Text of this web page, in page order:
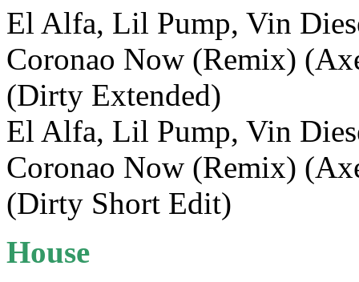
El Alfa, Lil Pump, Vin
Coronao Now (Remix)
(Dirty Extended)
El Alfa, Lil Pump, Vin
Coronao Now (Remix)
(Dirty Short Edit)
House